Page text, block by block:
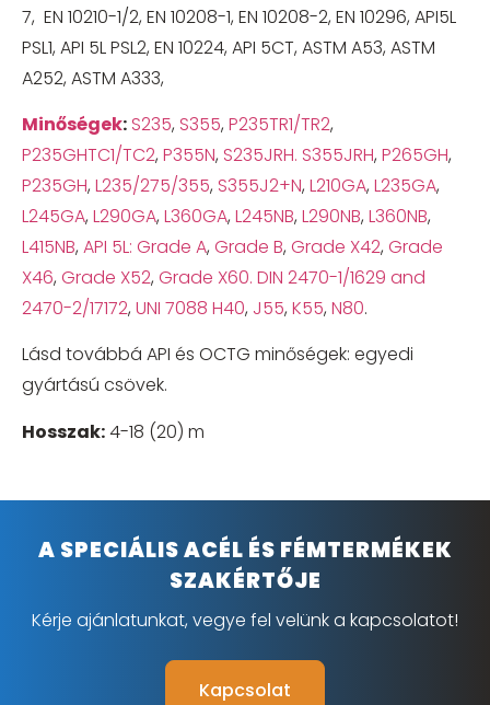
7, EN 10210-1/2, EN 10208-1, EN 10208-2, EN 10296, API5L
PSL1, API 5L PSL2, EN 10224, API 5CT, ASTM A53, ASTM
A252, ASTM A333,
Minőségek: S235, S355, P235TR1/TR2,
P235GHTC1/TC2, P355N, S235JRH. S355JRH, P265GH,
P235GH, L235/275/355, S355J2+N, L210GA, L235GA,
L245GA, L290GA, L360GA, L245NB, L290NB, L360NB,
L415NB, API 5L: Grade A, Grade B, Grade X42, Grade
X46, Grade X52, Grade X60. DIN 2470-1/1629 and
2470-2/17172, UNI 7088 H40, J55, K55, N80.
Lásd továbbá API és OCTG minőségek: egyedi
gyártású csövek.
Hosszak:4-18 (20) m
A SPECIÁLIS ACÉL ÉS FÉMTERMÉKEK
SZAKÉRTŐJE
Kérje ajánlatunkat, vegye fel velünk a kapcsolatot!
Kapcsolat